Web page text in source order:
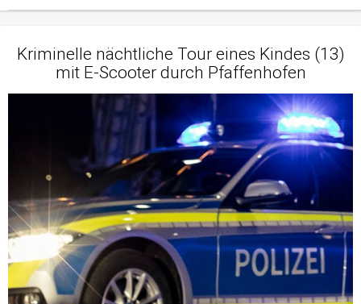
Kriminelle nächtliche Tour eines Kindes (13)
mit E-Scooter durch Pfaffenhofen